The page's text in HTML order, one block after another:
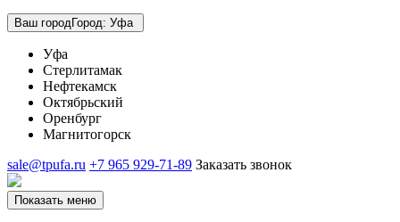
Ваш городГород: Уфа
Уфа
Стерлитамак
Нефтекамск
Октябрьский
Оренбург
Магнитогорск
sale@tpufa.ru +7 965 929-71-89 Заказать звонок
Показать меню